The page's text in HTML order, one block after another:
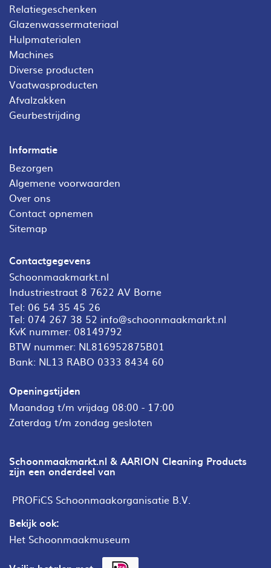
Relatiegeschenken
Glazenwassermateriaal
Hulpmaterialen
Machines
Diverse producten
Vaatwasproducten
Afvalzakken
Geurbestrijding
Informatie
Bezorgen
Algemene voorwaarden
Over ons
Contact opnemen
Sitemap
Contactgegevens
Schoonmaakmarkt.nl
Industriestraat 8 7622 AV Borne
Tel: 06 54 35 45 26
Tel: 074 267 38 52 info@schoonmaakmarkt.nl
KvK nummer: 08149792
BTW nummer: NL816952875B01
Bank: NL13 RABO 0333 8434 60
Openingstijden
Maandag t/m vrijdag 08:00 - 17:00
Zaterdag t/m zondag gesloten
Schoonmaakmarkt.nl & AARION Cleaning Products
zijn een onderdeel van
PROFiCS Schoonmaakorganisatie B.V.
Bekijk ook:
Het Schoonmaakmuseum